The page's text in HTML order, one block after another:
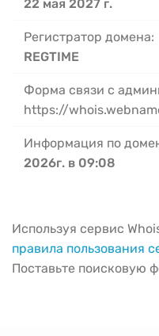
22 мая 2027 г.
Регистратор домена:
REGTIME
Форма связи с
https://
Информация по
2026г. в 09:08
Используя сервис
правила пользования
Поставьте поисковую